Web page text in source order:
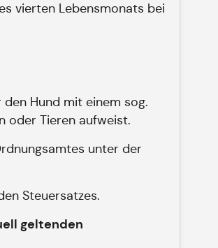
vierten Lebensmonats bei
Hund mit einem sog.
oder Tieren aufweist.
unter der
Steuersatzes.
geltenden